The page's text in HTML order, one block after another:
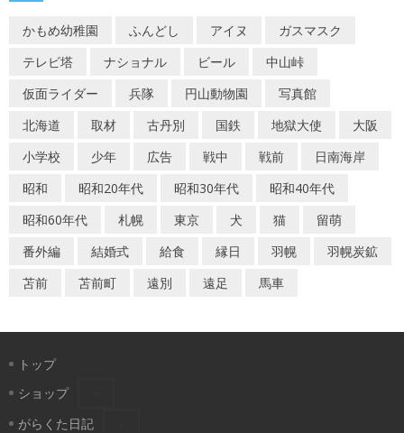
かもめ幼稚園 ふんどし アイヌ
ガスマスク
テレビ塔
ナショナル ビール
中山峠
仮面ライダー
兵隊 円山動物園
写真館
北海道
取材 古丹別 国鉄 地獄大使
大阪
小学校
少年 広告 戦中 戦前
日南海岸
昭和
昭和20年代 昭和30年代
昭和40年代
昭和60年代
札幌 東京 犬 猫
留萌
番外編
結婚式 給食 縁日 羽幌
羽幌炭鉱
苫前
苫前町 遠別 遠足 馬車
トップ
ショップ
がらくた日記